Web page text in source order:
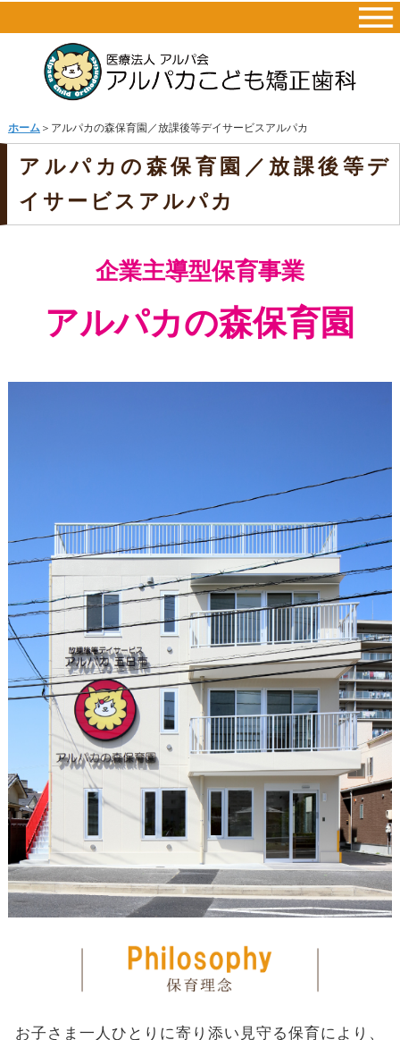
ホーム＞アルパカの森保育園／放課後等デイサービスアルパカ
アルパカの森保育園／放課後等デ
イサービスアルパカ
企業主導型保育事業
アルパカの森保育園
お子さま一人ひとりに寄り添い見守る保育により、